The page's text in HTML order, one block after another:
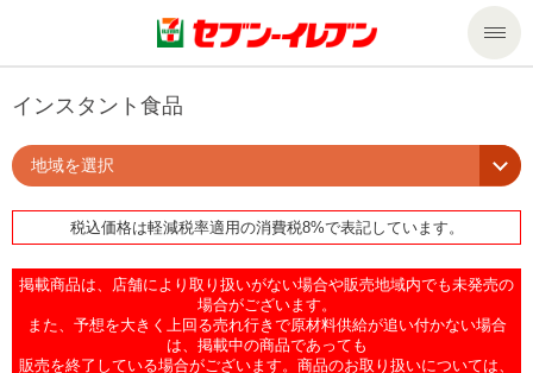
商品のご案内
商品のご案内トップ
今週の新商品
商品カテゴリ一覧
セール・キャンペーン
サービス
nanacoトップ
企業情報トップ
インスタント食品
地域を選択
税込価格は軽減税率適用の消費税8%で表記しています。
掲載商品は、店舗により取り扱いがない場合や販売地域内でも未発売の
場合がございます。
また、予想を大きく上回る売れ行きで原材料供給が追い付かない場合
は、掲載中の商品であっても
販売を終了している場合がございます。商品のお取り扱いについては、